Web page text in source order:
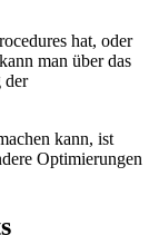
hat, oder
man über das
der
kann, ist
Optimierungen